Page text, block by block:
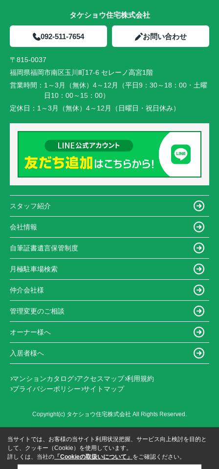
タケショウ住宅株式会社
092-511-7654 お問い合わせ
〒815-0037
福岡県福岡市南区玉川町17-6 セレーノ高宮1階
営業時間： 1～3月（無休）4～12月（平日9：30～18：00・土曜
日10：00～15：00）
定休日： 1～3月（無休）4～12月（日曜日・祝日休み）
スタッフ紹介
会社情報
自筆証書遺言保管制度
月極駐車場検索
仲介会社様
管理変更のご相談
オーナー様へ
入居者様へ
マンションカタログ アクセスマップ 利用規約
プライバシーポリシー サイトマップ
Copyright(c) タケショウ住宅株式会社 All Rights Reserved.
当サイトでは、お客様の当サイト利用状況把握、サービス向上検討を目的と
して、クッキー（Cookie）を使用しています。
詳しくは、当社の 「Cookieの取扱いについて」 をご確認ください。